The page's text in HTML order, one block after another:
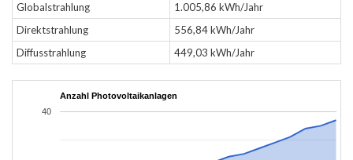
Globalstrahlung
1.005,86 kWh/Jahr
Direktstrahlung
556,84 kWh/Jahr
Diffusstrahlung
449,03 kWh/Jahr
Anzahl Photovoltaikanlagen
40